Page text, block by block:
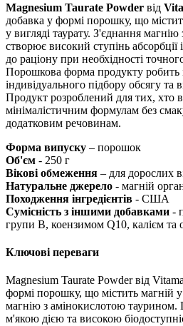
Magnesium Taurate Powder від
добавка у формі порошку, що
у вигляді таурату. З'єднання
створює високий ступінь
до раціону при необхідності
Порошкова форма продукту робить
індивідуального підбору обсягу та
Продукт розроблений для тих, хто
мінімалістичним формулам без
додатковим речовинам.
Форма випуску – порошок
Об'єм - 250 г
Вікові обмеження – для дорослих
Натуральне джерело - магній
Походження інгредієнтів - США
Сумісність з іншими добавками -
групи B, коензимом Q10, калієм та
Ключові переваги
Magnesium Taurate Powder від
формі порошку, що містить магній у
магнію з амінокислотою таурином.
м'якою дією та високою